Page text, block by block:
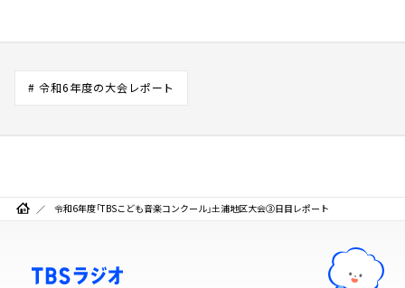
# 令和6年度の大会レポート
令和6年度「TBSこども音楽コンクール」土浦地区大会③日目レポート